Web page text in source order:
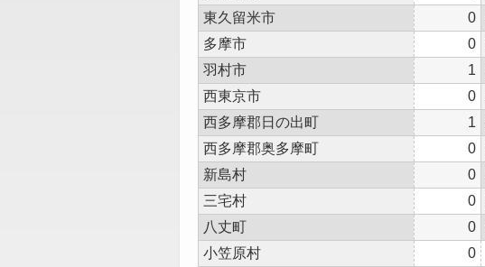
東久留米市
0
多摩市
0
羽村市
1
西東京市
0
西多摩郡日の出町
1
西多摩郡奥多摩町
0
新島村
0
三宅村
0
八丈町
0
小笠原村
0